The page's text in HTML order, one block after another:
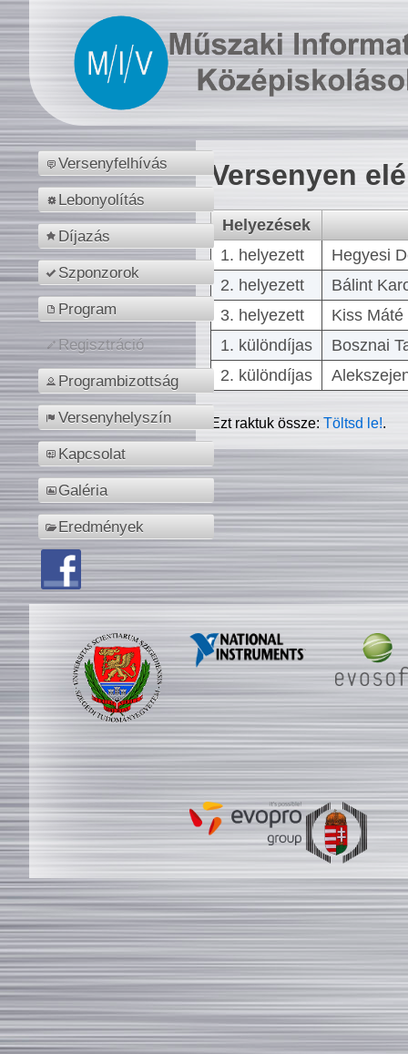
Versenyfelhívás
Lebonyolítás
Díjazás
Szponzorok
Program
Regisztráció
Programbizottság
Versenyhelyszín
Kapcsolat
Galéria
Eredmények
Versenyen
Helyezések
1. helyezett
Hegyesi
2. helyezett
Bálint
3. helyezett
Kiss
1. különdíjas
Bosznai
2. különdíjas
Ezt raktuk össze:Töltsd le!.